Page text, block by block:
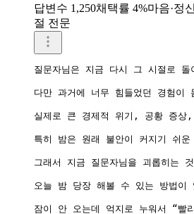
답변수 1,250채택률 4%마음·정
절 전문
질문자님은 지금 다시 그 시절로 돌
다만 과거에 너무 힘들었던 경험이
실제로 큰 경제적 위기, 공황 증상,
특히 밤은 원래 불안이 커지기 쉬
그래서 지금 질문자님을 괴롭히는
오늘 밤 당장 해볼 수 있는 방법이
잠이 안 오는데 억지로 누워서 “빨